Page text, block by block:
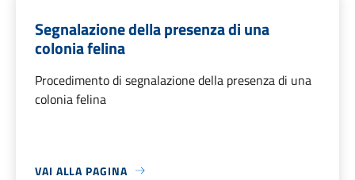
Segnalazione della presenza di una
colonia felina
Procedimento di segnalazione della presenza di una
colonia felina
VAI ALLA PAGINA